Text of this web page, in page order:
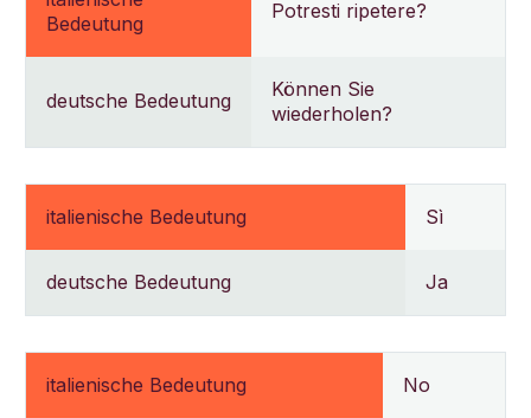
Bedeutung
Potresti ripetere?
deutsche Bedeutung
Können Sie
wiederholen?
italienische Bedeutung Sì
deutsche Bedeutung Ja
italienische Bedeutung No